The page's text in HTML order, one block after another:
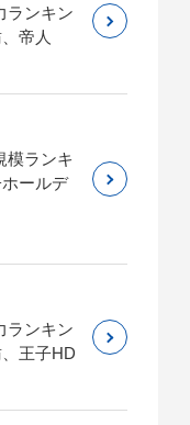
ランキン
帝人
模ランキ
ールデ
ランキン
王子HD